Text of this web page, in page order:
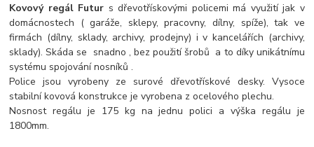
Kovový regál Futur s dřevotřískovými policemi má využití jak v
domácnostech ( garáže, sklepy, pracovny, dílny, spíže), tak ve
firmách (dílny, sklady, archivy, prodejny) i v kancelářích (archivy,
sklady). Skáda se snadno , bez použití šrobů a to díky unikátnímu
systému spojování nosníků .
Police jsou vyrobeny ze surové dřevotřískové desky. Vysoce
stabilní kovová konstrukce je vyrobena z ocelového plechu.
Nosnost regálu je 175 kg na jednu polici a výška regálu je
1800mm.